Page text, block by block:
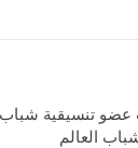
عضو تنسيقية
العالم